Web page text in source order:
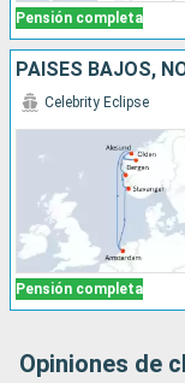
Pensión completa
PAISES BAJOS,
Pensión completa
Celebrity Eclipse
Opiniones de